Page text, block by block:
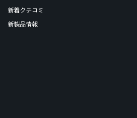
新着クチコミ
新製品情報